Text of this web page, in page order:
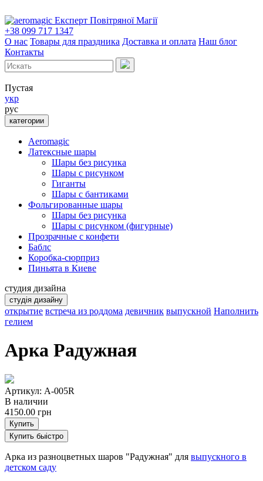
Експерт Повітряної Магії
+38 099 717 1347
О нас Товары для праздника Доставка и оплата Наш блог
Контакты
Пустая
укр
рус
категории
Aeromagic
Латексные шары
Шары без рисунка
Шары с рисунком
Гиганты
Шары с бантиками
Фольгированные шары
Шары без рисунка
Шары с рисунком (фигурные)
Прозрачные с конфети
Баблс
Коробка-сюрприз
Пиньята в Киеве
студия дизайна
студія дизайну
открытие встреча из роддома девичник выпускной Наполнить
гелием
Арка Радужная
Артикул: А-005R
В наличии
4150.00 грн
Купить
Купить быістро
Арка из разноцветных шаров "Радужная" для выпускного в
детском саду